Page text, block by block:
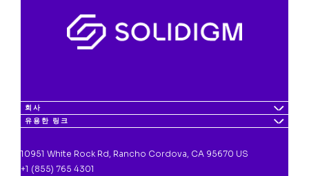
회사
유용한 링크
10951 White Rock Rd, Rancho Cordova, CA 95670 US
+1 (855) 765 4301